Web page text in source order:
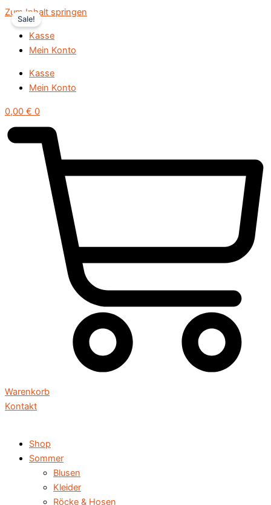
Zum Inhalt springen
Kasse
Mein Konto
Kasse
Mein Konto
0,00 € 0
Warenkorb
Kontakt
Shop
Sommer
Blusen
Kleider
Röcke & Hosen
Sale!